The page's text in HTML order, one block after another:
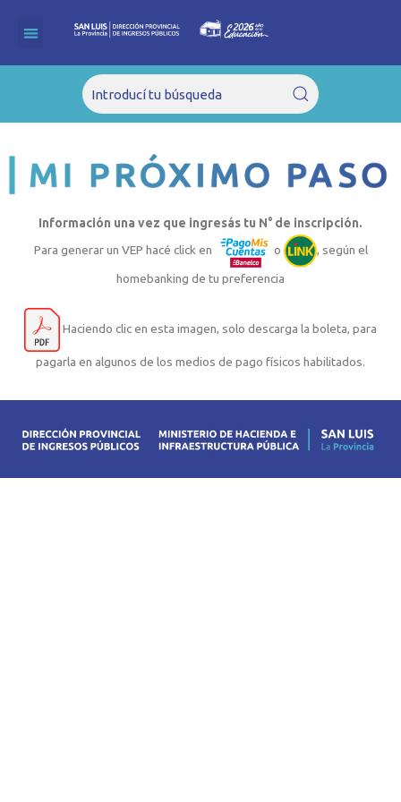
Información una vez que ingresás tu N° de inscripción.
Para generar un VEP hacé click en
o , según el
homebanking de tu preferencia
Haciendo clic en esta imagen, solo descarga la boleta, para
pagarla en algunos de los medios de pago físicos habilitados.